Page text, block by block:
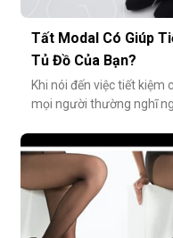
Tất Modal Có Giúp
Tủ Đồ Của Bạn?
Khi nói đến việc tiết kiệm
mọi người thường nghĩ
cách tiết kiệm bền vững
chất lượng từ những
không chỉ